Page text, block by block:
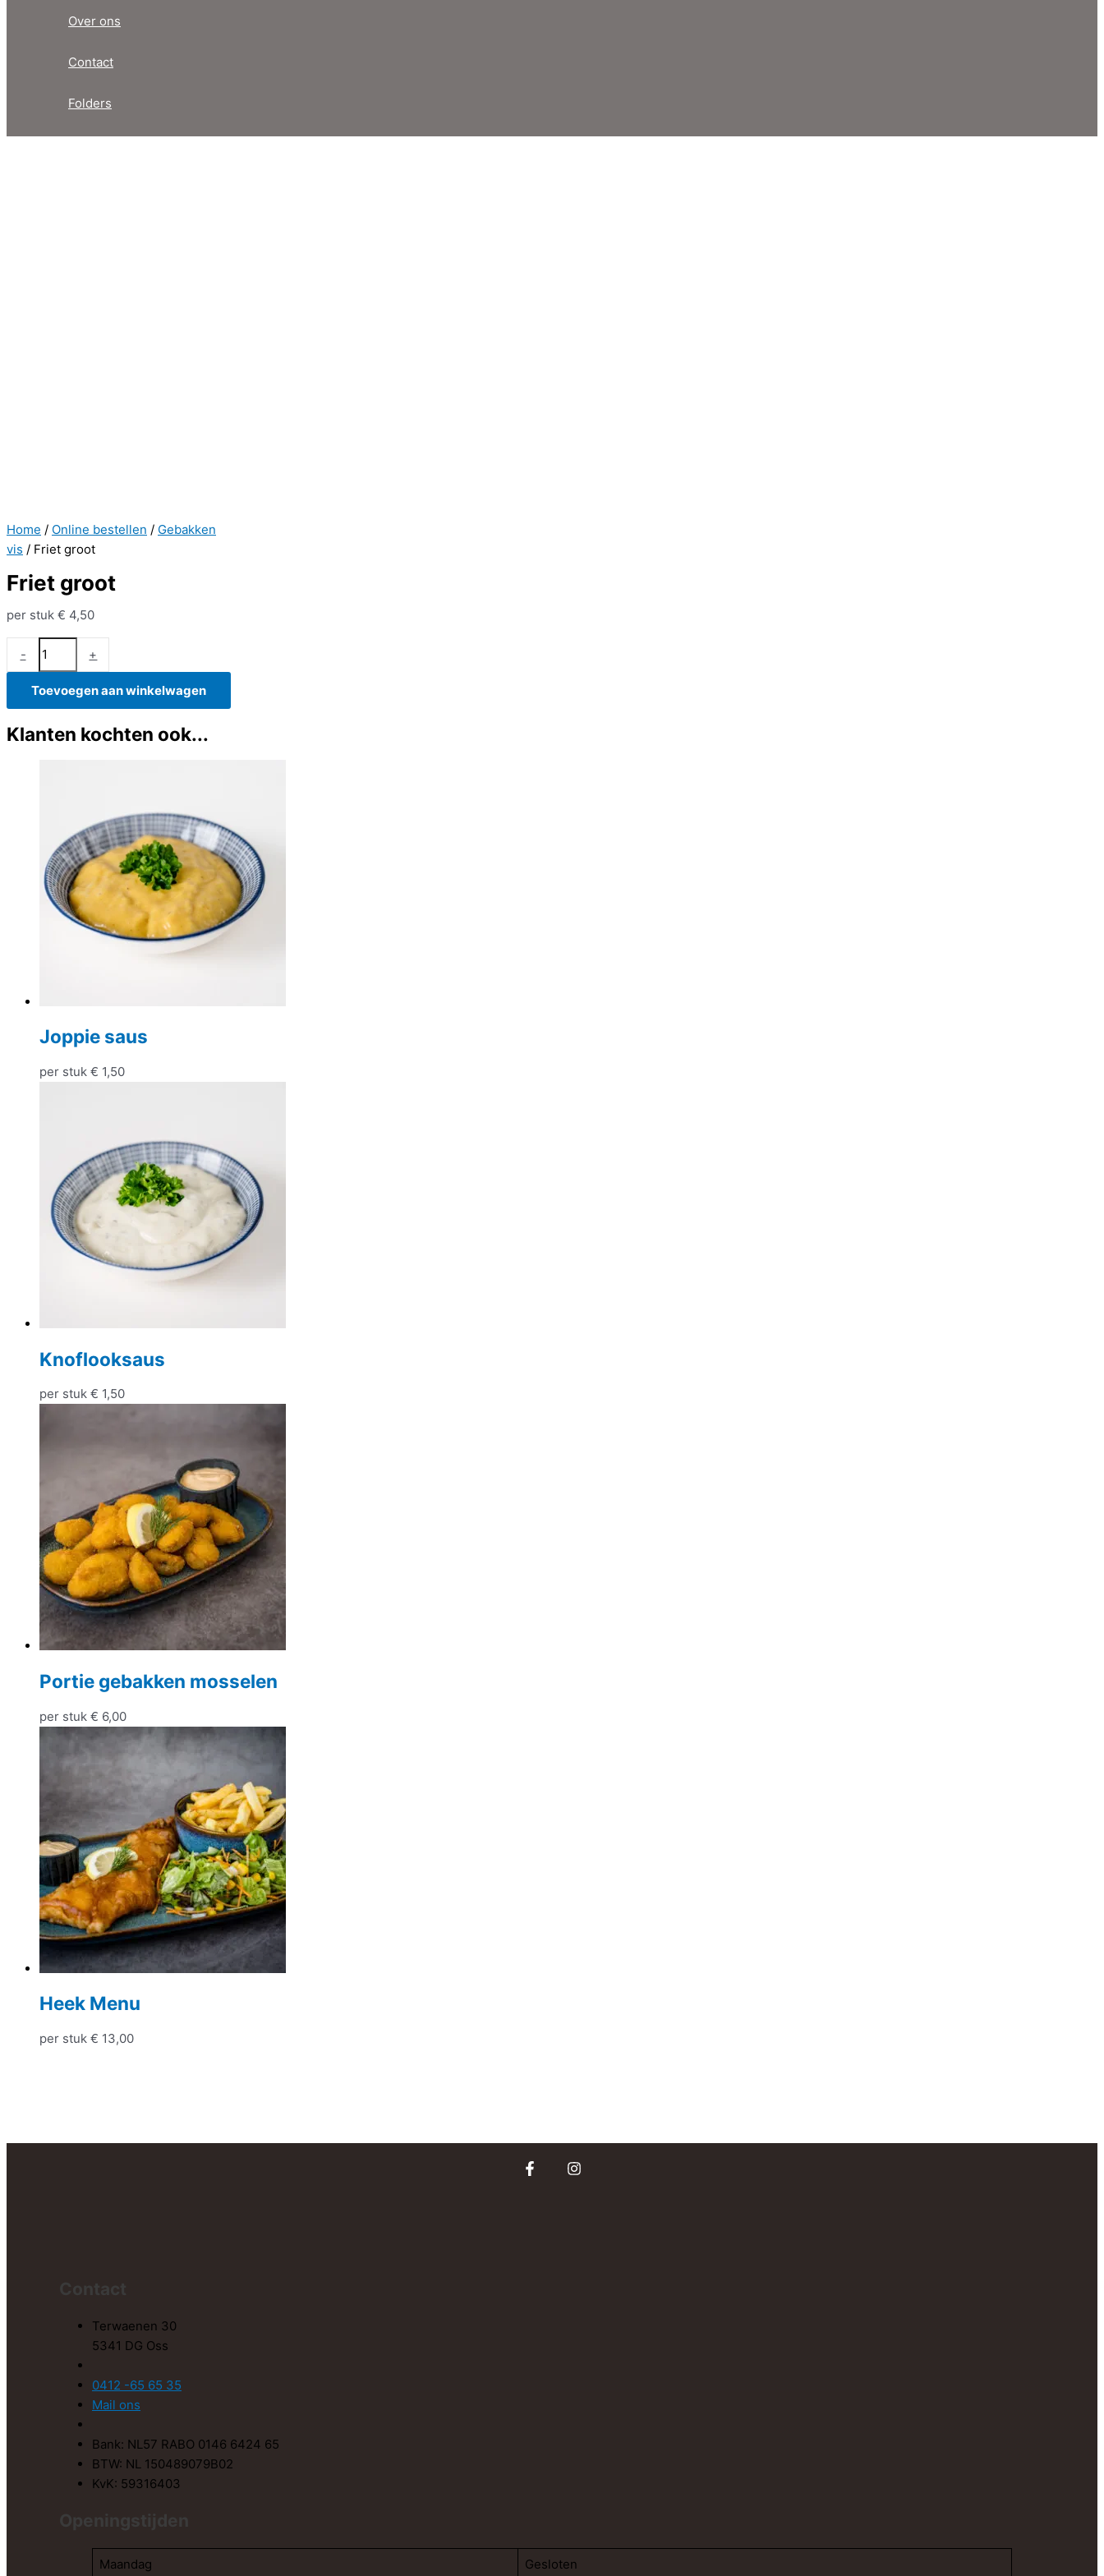
Over ons
Contact
Folders
Home / Online bestellen / Gebakken
vis / Friet groot
Friet groot
per stuk € 4,50
-
aantal
+
Toevoegen aan winkelwagen
Klanten kochten ook...
Joppie saus
per stuk € 1,50
Knoflooksaus
per stuk € 1,50
Portie gebakken mosselen
per stuk € 6,00
Heek Menu
per stuk € 13,00
Terwaenen 30
5341 DG Oss
0412 -65 65 35
Mail ons
Bank: NL57 RABO 0146 6424 65
BTW: NL 150489079B02
KvK: 59316403
Maandag Gesloten